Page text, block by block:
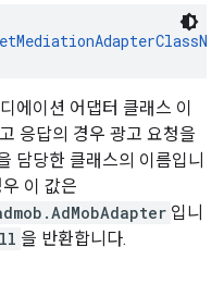
에이션 어댑터 클래스 이
응답의 경우 광고 요청을
담당한 클래스의 이름입니
이 값은
입니
을 반환합니다.